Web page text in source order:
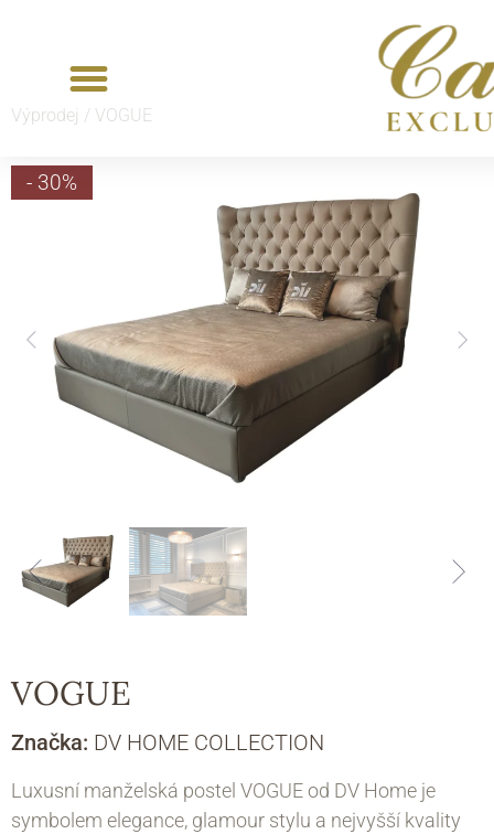
Výprodej / VOGUE
- 30%
VOGUE
Značka: DV HOME COLLECTION
Luxusní manželská postel VOGUE od DV Home je
symbolem elegance, glamour stylu a nejvyšší kvality